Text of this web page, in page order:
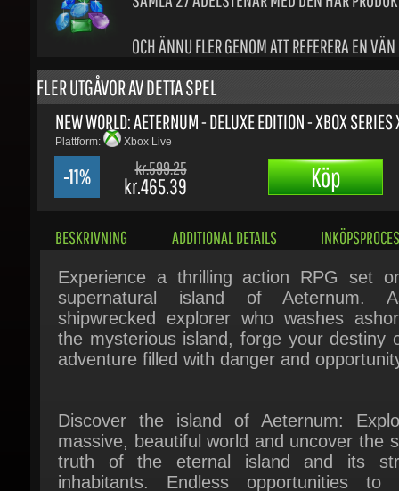
OCH ÄNNU FLER GENOM ATT REFERERA EN VÄN
FLER UTGÅVOR AV DETTA SPEL
NEW WORLD: AETERNUM - DELUXE EDITION - XBOX SERIES
Plattform: Xbox Live
Köp
-11% kr.599.25
kr.465.39
BESKRIVNING ADDITIONAL DETAILS INKÖPSPROCESS
Experience a thrilling action RPG set
shipwrecked explorer who washes
the mysterious island, forge your destiny
adventure filled with danger and opportunity.
truth of the eternal island and its
inhabitants. Endless opportunities to
forage, and forge await among the
wilderness and ruins.